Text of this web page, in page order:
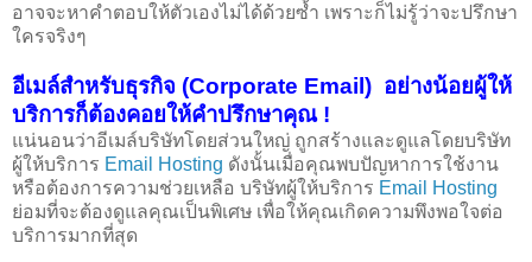
อาจจะหาคำตอบให้ตัวเองไม่ได้ด้วยซ้ำ เพราะก็ไม่รู้ว่าจะปรึกษา
ใครจริงๆ
อีเมล์สำหรับธุรกิจ (Corporate Email) อย่างน้อยผู้ให้
บริการก็ต้องคอยให้คำปรึกษาคุณ !
แน่นอนว่าอีเมล์บริษัทโดยส่วนใหญ่ ถูกสร้างและดูแลโดยบริษัท
ผู้ให้บริการ Email Hosting ดังนั้นเมื่อคุณพบปัญหาการใช้งาน
หรือต้องการความช่วยเหลือ บริษัทผู้ให้บริการ Email Hosting
ย่อมที่จะต้องดูแลคุณเป็นพิเศษ เพื่อให้คุณเกิดความพึงพอใจต่อ
บริการมากที่สุด